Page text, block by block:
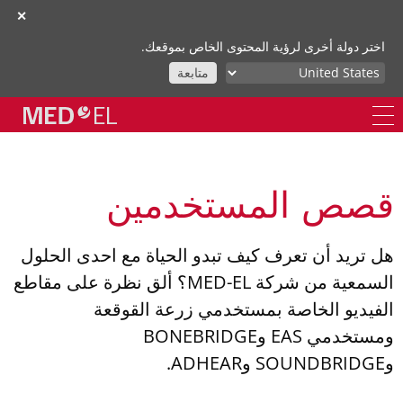
✕
اختر دولة أخرى لرؤية المحتوى الخاص بموقعك.
متابعة
قصص المستخدمين
هل تريد أن تعرف كيف تبدو الحياة مع احدى الحلول
السمعية من شركة MED-EL؟ ألق نظرة على مقاطع
الفيديو الخاصة بمستخدمي زرعة القوقعة
ومستخدمي EAS وBONEBRIDGE
وSOUNDBRIDGE وADHEAR.